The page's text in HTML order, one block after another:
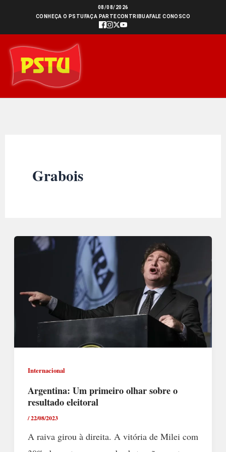
conteúdo
08/08/2026
CONHEÇA O PSTU FAÇA PARTECONTRIBUAFALE CONOSCO
Grabois
Internacional
Argentina: Um primeiro olhar sobre o
resultado eleitoral
/22/08/2023
A raiva girou à direita. A vitória de Milei com